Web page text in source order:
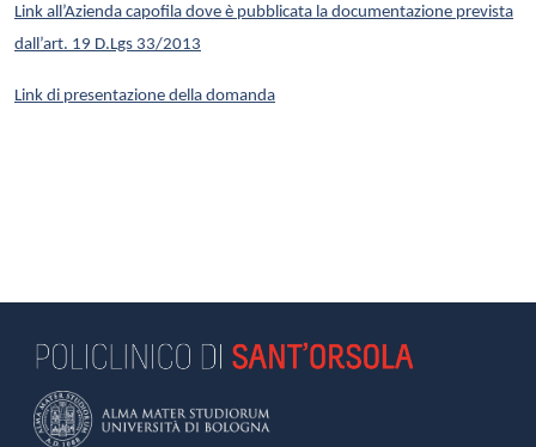
Link all’Azienda capofila dove è pubblicata la documentazione prevista
dall’art. 19 D.Lgs 33/2013
Link di presentazione della domanda